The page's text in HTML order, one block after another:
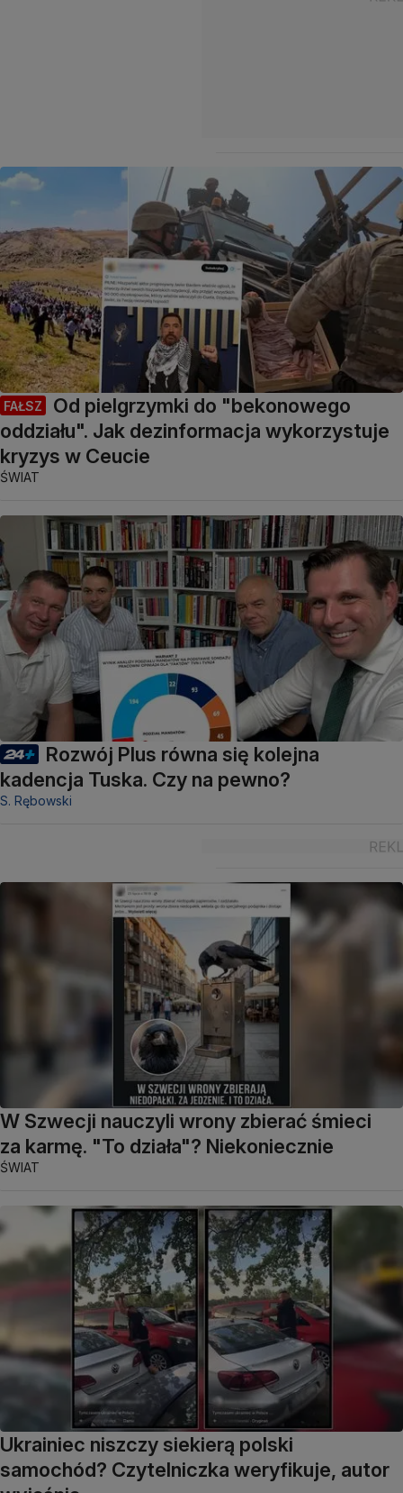
FAŁSZ
Od pielgrzymki do "bekonowego
oddziału". Jak dezinformacja wykorzystuje
kryzys w Ceucie
ŚWIAT
Rozwój Plus równa się kolejna
kadencja Tuska. Czy na pewno?
S. Rębowski
W Szwecji nauczyli wrony zbierać śmieci
za karmę. "To działa"? Niekoniecznie
ŚWIAT
Ukrainiec niszczy siekierą polski
samochód? Czytelniczka weryfikuje, autor